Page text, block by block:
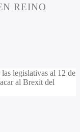
REINO
legislativas al 12 de
al Brexit del